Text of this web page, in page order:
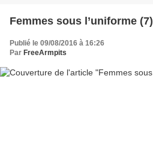
Femmes sous l’uniforme (7)
Publié le 09/08/2016 à 16:26
Par FreeArmpits